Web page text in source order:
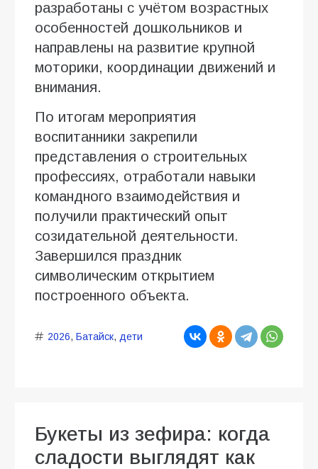
разработаны с учётом возрастных
особенностей дошкольников и
направлены на развитие крупной
моторики, координации движений и
внимания.
По итогам мероприятия
воспитанники закрепили
представления о строительных
профессиях, отработали навыки
командного взаимодействия и
получили практический опыт
созидательной деятельности.
Завершился праздник
символическим открытием
построенного объекта.
2026, Батайск, дети
Букеты из зефира: когда
сладости выглядят как